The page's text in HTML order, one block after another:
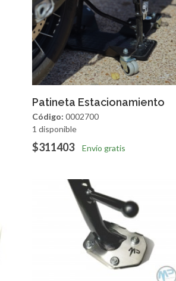
Agregar Vista Rapida
Patineta Estacionamiento
Código: 0002700
1 disponible
$311403 Envío gratis